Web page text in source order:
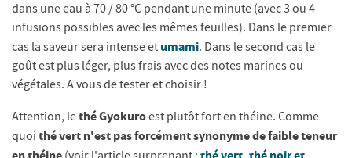
dans une eau à 70 / 80 °C pendant une minute (avec 3 ou 4
infusions possibles avec les mêmes feuilles). Dans le premier
cas la saveur sera intense et umami. Dans le second cas le
goût est plus léger, plus frais avec des notes marines ou
végétales. A vous de tester et choisir !
Attention, lethé Gyokuroest plutôt fort en théine. Comme
quoi thé vert n'est pas forcément synonyme de faible teneur
en théine
thé vert, thé noir et